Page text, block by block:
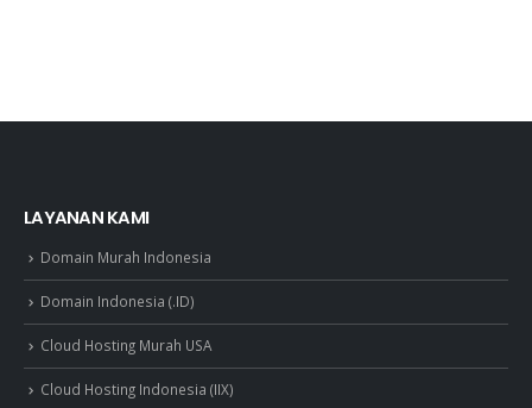
LAYANAN KAMI
Domain Murah Indonesia
Domain Indonesia (.ID)
Cloud Hosting Murah USA
Cloud Hosting Indonesia (IIX)